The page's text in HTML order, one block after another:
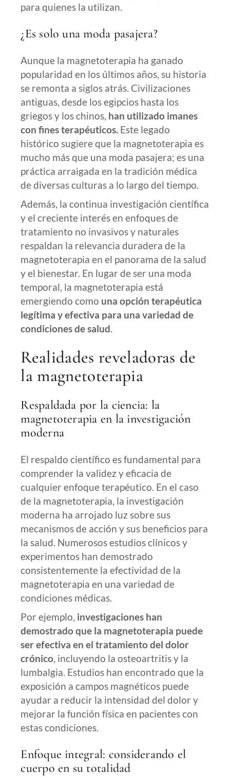
para quienes la utilizan.
¿Es solo una moda pasajera?
Aunque la magnetoterapia ha ganado
popularidad en los últimos años, su historia
se remonta a siglos atrás. Civilizaciones
antiguas, desde los egipcios hasta los
griegos y los chinos, han utilizado imanes
con fines terapéuticos. Este legado
histórico sugiere que la magnetoterapia es
mucho más que una moda pasajera; es una
práctica arraigada en la tradición médica
de diversas culturas a lo largo del tiempo.
Además, la continua investigación científica
y el creciente interés en enfoques de
tratamiento no invasivos y naturales
respaldan la relevancia duradera de la
magnetoterapia en el panorama de la salud
y el bienestar. En lugar de ser una moda
temporal, la magnetoterapia está
emergiendo como una opción terapéutica
legítima y efectiva para una variedad de
condiciones de salud.
Realidades reveladoras de
la magnetoterapia
Respaldada por la ciencia: la
magnetoterapia en la investigación
moderna
El respaldo científico es fundamental para
comprender la validez y eficacia de
cualquier enfoque terapéutico. En el caso
de la magnetoterapia, la investigación
moderna ha arrojado luz sobre sus
mecanismos de acción y sus beneficios para
la salud. Numerosos estudios clínicos y
experimentos han demostrado
consistentemente la efectividad de la
magnetoterapia en una variedad de
condiciones médicas.
Por ejemplo, investigaciones han
demostrado que la magnetoterapia puede
ser efectiva en el tratamiento del dolor
crónico, incluyendo la osteoartritis y la
lumbalgia. Estudios han encontrado que la
exposición a campos magnéticos puede
ayudar a reducir la intensidad del dolor y
mejorar la función física en pacientes con
estas condiciones.
Enfoque integral: considerando el
cuerpo en su totalidad